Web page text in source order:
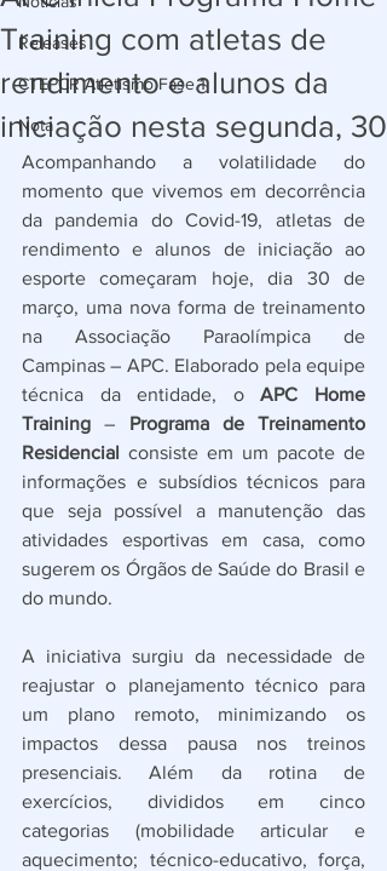
Releases
CTEPCR Atletismo Fase 1
Nota
Training com atletas de
rendimento e alunos da
iniciação nesta segunda, 30
Acompanhando a volatilidade do
momento que vivemos em decorrência
da pandemia do Covid-19, atletas de
rendimento e alunos de iniciação ao
esporte começaram hoje, dia 30 de
março, uma nova forma de treinamento
na Associação Paraolímpica de
Campinas – APC. Elaborado pela equipe
técnica da entidade, o APC Home
Training – Programa de Treinamento
Residencial consiste em um pacote de
informações e subsídios técnicos para
que seja possível a manutenção das
atividades esportivas em casa, como
sugerem os Órgãos de Saúde do Brasil e
do mundo.
A iniciativa surgiu da necessidade de
reajustar o planejamento técnico para
um plano remoto, minimizando os
impactos dessa pausa nos treinos
presenciais. Além da rotina de
exercícios, divididos em cinco
categorias (mobilidade articular e
aquecimento; técnico-educativo, força,